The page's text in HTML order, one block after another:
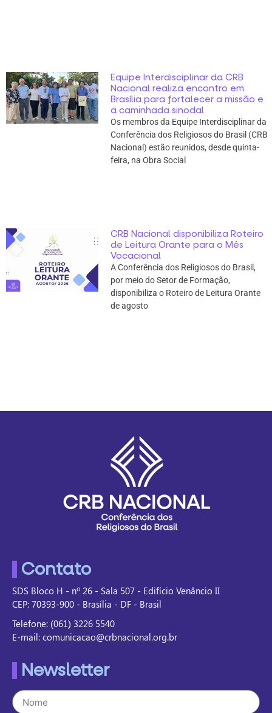
Equipe Interdisciplinar da CRB
Nacional realiza encontro em
Brasília para fortalecer a missão e
a caminhada sinodal
Os membros da Equipe Interdisciplinar da
Conferência dos Religiosos do Brasil (CRB
Nacional) estão reunidos, desde quinta-
feira, na Obra Social
CRB Nacional disponibiliza Roteiro
de Leitura Orante para o Mês
Vocacional
A Conferência dos Religiosos do Brasil,
por meio do Setor de Formação,
disponibiliza o Roteiro de Leitura Orante
de agosto
Contato
SDS Bloco H - nº 26 - Sala 507 - Edifício Venâncio II
CEP: 70393-900 - Brasília - DF - Brasil
Telefone: (061) 3226 5540
E-mail: comunicacao@crbnacional.org.br
Newsletter